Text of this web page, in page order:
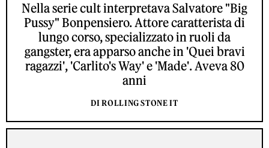
Nella serie cult interpretava Salvatore "Big
Pussy" Bonpensiero. Attore caratterista di
lungo corso, specializzato in ruoli da
gangster, era apparso anche in 'Quei bravi
ragazzi', 'Carlito's Way' e 'Made'. Aveva 80
anni
DI ROLLING STONE IT